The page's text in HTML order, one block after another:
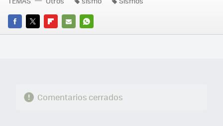
FACEBOOK
TWITTERFLIPBOARD
E-
WHATSAPP
Comentarios cerrados